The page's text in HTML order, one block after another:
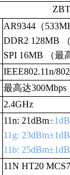
AR9344（
DDR2 128MB
SPI 16MB （最
IEEE802.11n/
最高达300Mbps
2.4GHz
11n: 21dBm
11g:
11b:
11N HT20